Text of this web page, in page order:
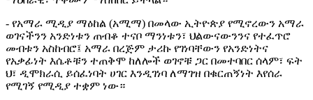
- የአማራ ሚዲያ ማዕከል (አሚማ) በመላው ኢትዮጵያ የሚኖረውን አማራ
ወገናችንን አንድነቱን ጠብቆ ተናቦ ማንነቱን፣ ህልውናውንንና የተፈጥሮ
መብቱን አስከብሮ፤ አማራ በረጅም ታሪኩ የገነባቸውን የአንድነትና
የአቃፊነት እሴቶቹን ተጠቅሞ ከለሎች ወገኖቹ ጋር በመተባበር ሰላም፣ ፍት
ህ፣ ዲሞክራሲ ይሰፈነባት ሀገር እንዲገነባ ለማገዝ በቁርጠኝነት እየሰራ
የሚገኝ የሚዲያ ተቋም ነው።